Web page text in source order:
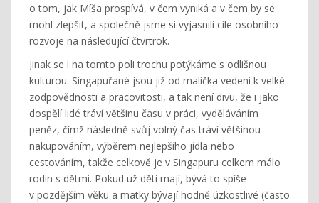
o tom, jak Míša prospívá, v čem vyniká a v čem by se
mohl zlepšit, a společně jsme si vyjasnili cíle osobního
rozvoje na následující čtvrtrok.
Jinak se i na tomto poli trochu potýkáme s odlišnou
kulturou. Singapuřané jsou již od malička vedeni k velké
zodpovědnosti a pracovitosti, a tak není divu, že i jako
dospělí lidé tráví většinu času v práci, vyděláváním
peněz, čímž následně svůj volný čas tráví většinou
nakupováním, výběrem nejlepšího jídla nebo
cestováním, takže celkově je v Singapuru celkem málo
rodin s dětmi. Pokud už děti mají, bývá to spíše
v pozdějším věku a matky bývají hodně úzkostlivé (často